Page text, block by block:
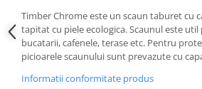
Timber Chrome este un scaun taburet cu
tapitat cu piele ecologica. Scaunul este
bucatarii, cafenele, terase etc. Pentru
picioarele scaunului sunt prevazute cu
Informatii conformitate produs